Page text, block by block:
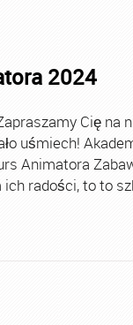
2024
Cię na
uśmiech!
Animatora
radości, to to